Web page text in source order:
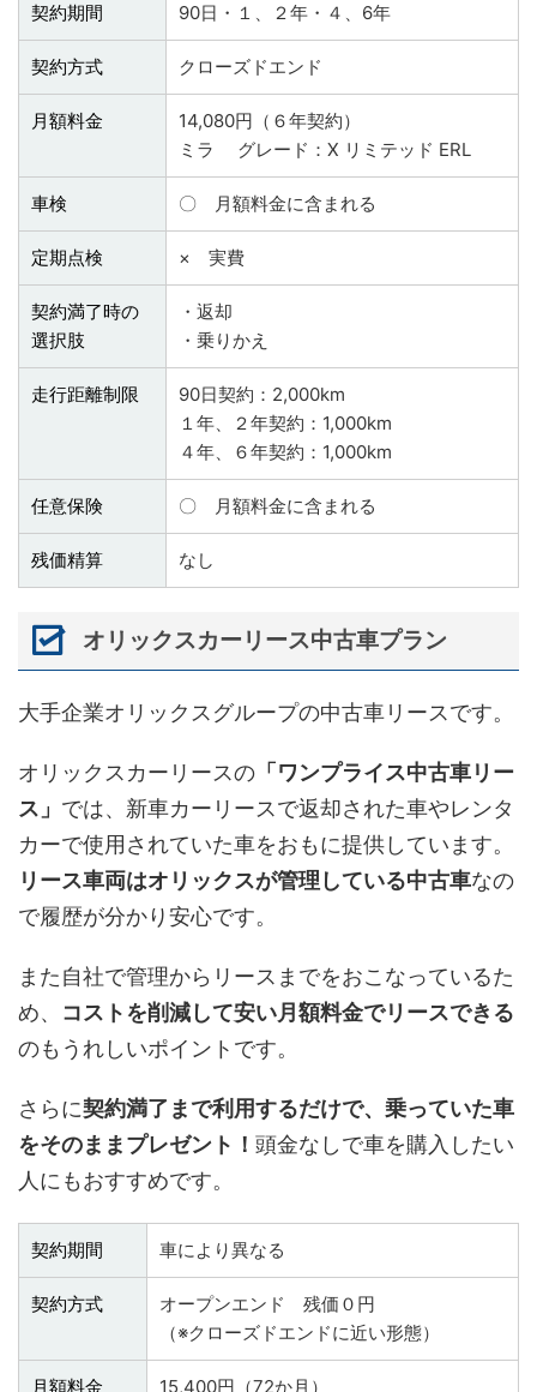
契約期間 90日・１、２年・４、6年
契約方式 クローズドエンド
月額料金
14,080円（６年契約）
ミラ グレード：X リミテッド ERL
車検 〇 月額料金に含まれる
定期点検 × 実費
契約満了時の
選択肢
・返却
・乗りかえ
走行距離制限
90日契約：2,000km
１年、２年契約：1,000km
４年、６年契約：1,000km
任意保険 〇 月額料金に含まれる
残価精算 なし
オリックスカーリース中古車プラン
大手企業オリックスグループの中古車リースです。
オリックスカーリースの 「ワンプライス中古車リー
ス」 では、新車カーリースで返却された車やレンタ
カーで使用されていた車をおもに提供しています。
リース車両はオリックスが管理している中古車なの
で履歴が分かり安心です。
また自社で管理からリースまでをおこなっているた
め、 コストを削減して安い月額料金でリースできる
のもうれしいポイントです。
さらに契約満了まで利用するだけで、乗っていた車
をそのままプレゼント！ 頭金なしで車を購入したい
人にもおすすめです。
契約期間 車により異なる
契約方式
オープンエンド 残価０円
（※クローズドエンドに近い形態）
月額料金 15,400円（72か月）